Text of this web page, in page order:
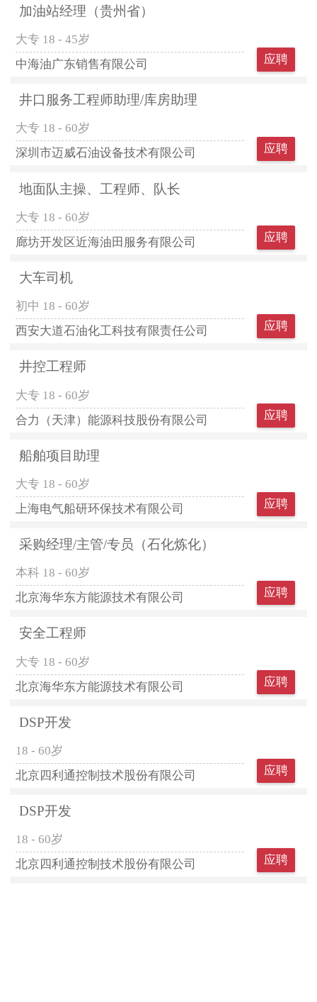
加油站经理（贵州省）
大专 18 - 45岁
中海油广东销售有限公司
应聘
井口服务工程师助理/库房助理
大专 18 - 60岁
深圳市迈威石油设备技术有限公司
应聘
地面队主操、工程师、队长
大专 18 - 60岁
廊坊开发区近海油田服务有限公司
应聘
大车司机
初中 18 - 60岁
西安大道石油化工科技有限责任公司
应聘
井控工程师
大专 18 - 60岁
合力（天津）能源科技股份有限公司
应聘
船舶项目助理
大专 18 - 60岁
上海电气船研环保技术有限公司
应聘
采购经理/主管/专员（石化炼化）
本科 18 - 60岁
北京海华东方能源技术有限公司
应聘
安全工程师
大专 18 - 60岁
北京海华东方能源技术有限公司
应聘
DSP开发
18 - 60岁
北京四利通控制技术股份有限公司
应聘
DSP开发
18 - 60岁
北京四利通控制技术股份有限公司
应聘